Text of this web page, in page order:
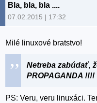
Bla, bla, bla ....
07.02.2015 | 17:32
Milé linuxové bratstvo!
Netreba zabúdať,
PROPAGANDA !!!!
PS: Veru, veru linuxáci.